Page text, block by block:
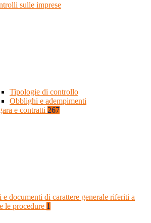
sulle imprese
Tipologie di controllo
Obblighi e adempimenti
e contratti 267
e documenti di carattere generale riferiti a
le procedure 1